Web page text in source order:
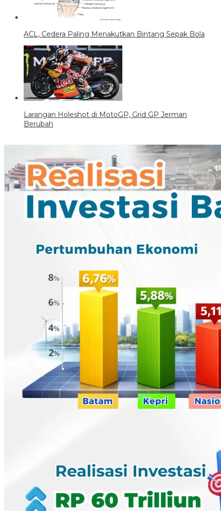
ACL, Cedera Paling Menakutkan Bintang Sepak Bola
Larangan Holeshot di MotoGP, Grid GP Jerman
Berubah